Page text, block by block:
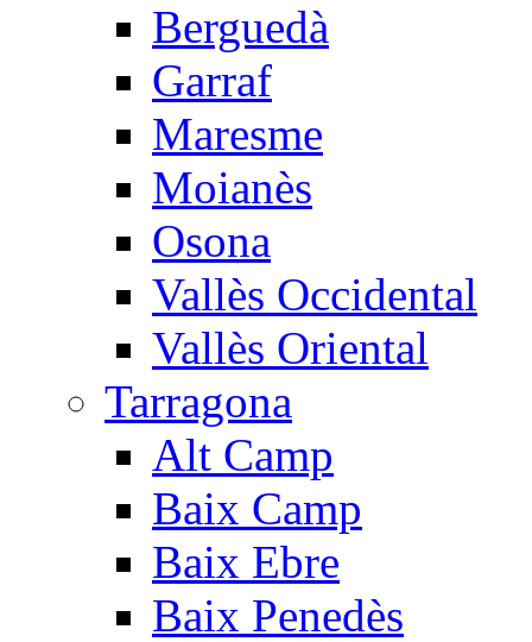
Berguedà
Garraf
Maresme
Moianès
Osona
Vallès Occidental
Vallès Oriental
Tarragona
Alt Camp
Baix Camp
Baix Ebre
Baix Penedès